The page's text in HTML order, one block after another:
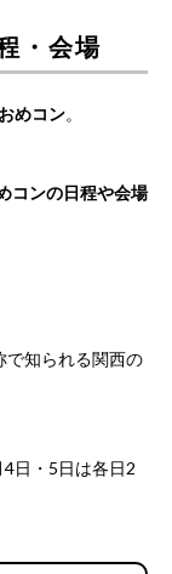
・会場
めコン。
コンの日程や会場
で知られる関西の
日・5日は各日2